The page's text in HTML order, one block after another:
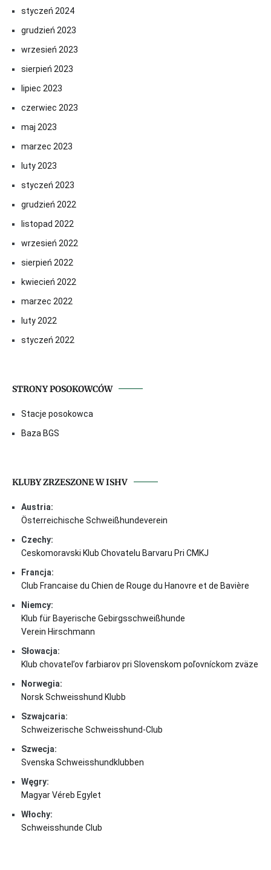
styczeń 2024
grudzień 2023
wrzesień 2023
sierpień 2023
lipiec 2023
czerwiec 2023
maj 2023
marzec 2023
luty 2023
styczeń 2023
grudzień 2022
listopad 2022
wrzesień 2022
sierpień 2022
kwiecień 2022
marzec 2022
luty 2022
styczeń 2022
STRONY POSOKOWCÓW
Stacje posokowca
Baza BGS
KLUBY ZRZESZONE W ISHV
Austria:
Österreichische Schweißhundeverein
Czechy:
Ceskomoravski Klub Chovatelu Barvaru Pri CMKJ
Francja:
Club Francaise du Chien de Rouge du Hanovre et de Bavière
Niemcy:
Klub für Bayerische Gebirgsschweißhunde
Verein Hirschmann
Słowacja:
Klub chovatel’ov farbiarov pri Slovenskom poľovníckom zväze
Norwegia:
Norsk Schweisshund Klubb
Szwajcaria:
Schweizerische Schweisshund-Club
Szwecja:
Svenska Schweisshundklubben
Węgry:
Magyar Véreb Egylet
Włochy:
Schweisshunde Club